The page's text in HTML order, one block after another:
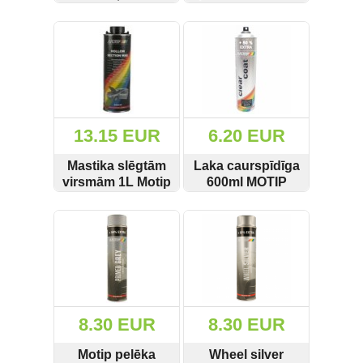
000013
SKATĪT PIRKT SKATĪT PIRKT
13.15 EUR
Mastika slēgtām
virsmām 1L Motip
SKATĪT PIRKT
6.20 EUR
Laka caurspīdīga
600ml MOTIP
SKATĪT PIRKT
8.30 EUR
Motip pelēka
8.30 EUR
Wheel silver
Sildītāji (53)
Strāvas pārveidotāji (24)
Skaistumkopšanas preces (7)
Strāvas pagarinātāji (48)
Tūrisma preces (12)
Uzkopšanas tehnika (111)
Ventilatori (2)